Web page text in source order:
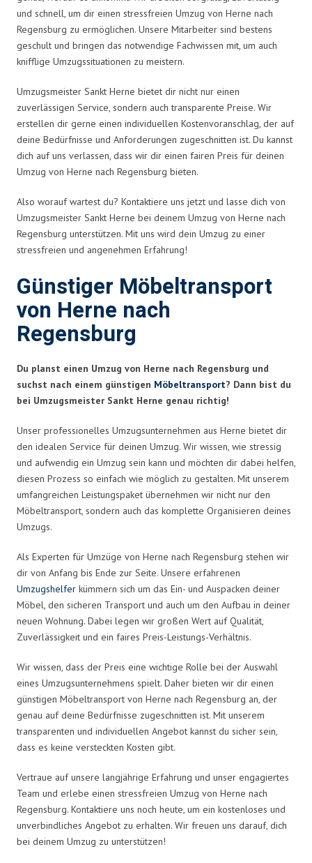
und schnell, um dir einen stressfreien Umzug von Herne nach
Regensburg zu ermöglichen. Unsere Mitarbeiter sind bestens
geschult und bringen das notwendige Fachwissen mit, um auch
knifflige Umzugssituationen zu meistern.
Umzugsmeister Sankt Herne bietet dir nicht nur einen
zuverlässigen Service, sondern auch transparente Preise. Wir
erstellen dir gerne einen individuellen Kostenvoranschlag, der auf
deine Bedürfnisse und Anforderungen zugeschnitten ist. Du kannst
dich auf uns verlassen, dass wir dir einen fairen Preis für deinen
Umzug von Herne nach Regensburg bieten.
Also worauf wartest du? Kontaktiere uns jetzt und lasse dich von
Umzugsmeister Sankt Herne bei deinem Umzug von Herne nach
Regensburg unterstützen. Mit uns wird dein Umzug zu einer
stressfreien und angenehmen Erfahrung!
Günstiger Möbeltransport
von Herne nach
Regensburg
Du planst einen Umzug von Herne nach Regensburg und
suchst nach einem günstigen Möbeltransport? Dann bist du
bei Umzugsmeister Sankt Herne genau richtig!
Unser professionelles Umzugsunternehmen aus Herne bietet dir
den idealen Service für deinen Umzug. Wir wissen, wie stressig
und aufwendig ein Umzug sein kann und möchten dir dabei helfen,
diesen Prozess so einfach wie möglich zu gestalten. Mit unserem
umfangreichen Leistungspaket übernehmen wir nicht nur den
Möbeltransport, sondern auch das komplette Organisieren deines
Umzugs.
Als Experten für Umzüge von Herne nach Regensburg stehen wir
dir von Anfang bis Ende zur Seite. Unsere erfahrenen
Umzugshelfer kümmern sich um das Ein- und Auspacken deiner
Möbel, den sicheren Transport und auch um den Aufbau in deiner
neuen Wohnung. Dabei legen wir großen Wert auf Qualität,
Zuverlässigkeit und ein faires Preis-Leistungs-Verhältnis.
Wir wissen, dass der Preis eine wichtige Rolle bei der Auswahl
eines Umzugsunternehmens spielt. Daher bieten wir dir einen
günstigen Möbeltransport von Herne nach Regensburg an, der
genau auf deine Bedürfnisse zugeschnitten ist. Mit unserem
transparenten und individuellen Angebot kannst du sicher sein,
dass es keine versteckten Kosten gibt.
Vertraue auf unsere langjährige Erfahrung und unser engagiertes
Team und erlebe einen stressfreien Umzug von Herne nach
Regensburg. Kontaktiere uns noch heute, um ein kostenloses und
unverbindliches Angebot zu erhalten. Wir freuen uns darauf, dich
bei deinem Umzug zu unterstützen!